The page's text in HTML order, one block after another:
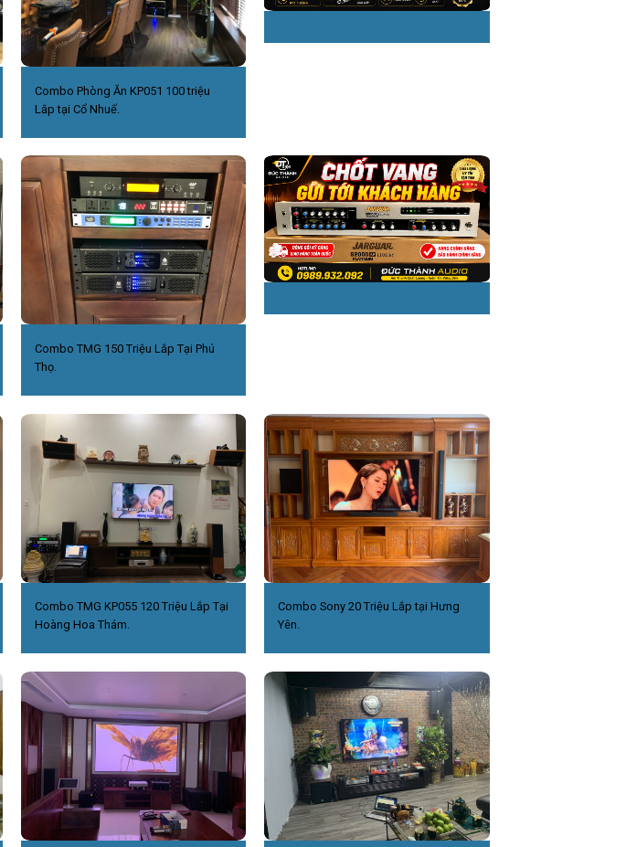
Combo Phòng Ăn KP051 100 triệu
Lắp tại Cổ Nhuế.
Combo TMG 150 Triệu Lắp Tại Phú
Thọ.
Combo TMG KP055 120 Triệu Lắp Tại
Hoàng Hoa Thám.
Combo Sony 20 Triệu Lắp tại Hưng
Yên.